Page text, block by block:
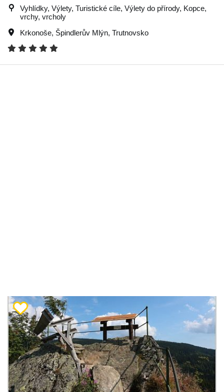
Vyhlídky, Výlety, Turistické cíle, Výlety do přírody, Kopce,
vrchy, vrcholy
Krkonoše, Špindlerův Mlýn, Trutnovsko